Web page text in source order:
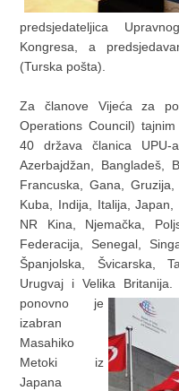
predsjedateljica
Kongresa, a
(Turska pošta).
Za članove Vijeća za
Operations Council)
40 država članica UPU-
Azerbajdžan, Bangladeš,
Francuska, Gana,
Kuba, Indija, Italija,
NR Kina, Njemačka,
Federacija, Senegal,
Španjolska, Švicarska,
Urugvaj i Velika
ponovno je
izabran
Masahiko
Metoki iz
Japana